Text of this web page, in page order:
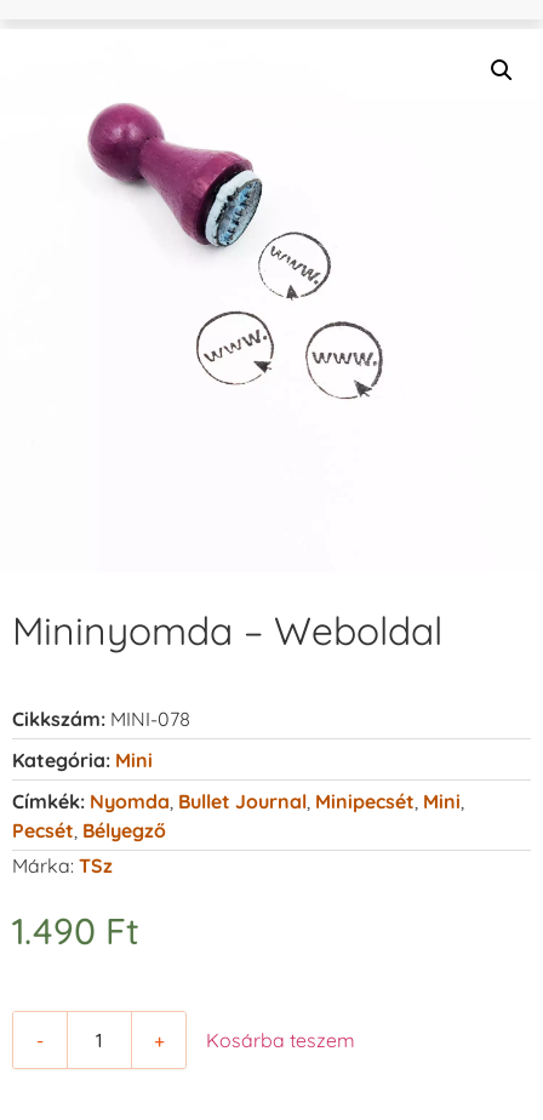
Mininyomda – Weboldal
Cikkszám: MINI-078
Kategória: Mini
Címkék: Nyomda Bullet Journal Minipecsét Mini
Pecsét Bélyegző
Márka: TSz
1.490 Ft
- + Kosárba teszem